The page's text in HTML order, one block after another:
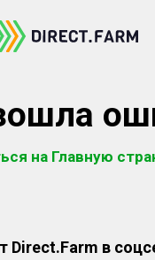
на Главную
Direct.Farm в